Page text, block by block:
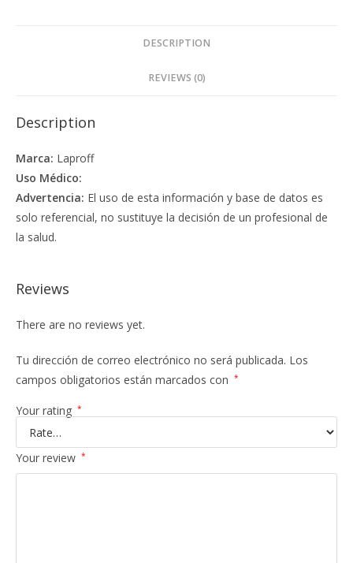
DESCRIPTION
REVIEWS (0)
Description
Marca: Laproff
Uso Médico:
Advertencia: El uso de esta información y base de datos es
solo referencial, no sustituye la decisión de un profesional de
la salud.
Reviews
There are no reviews yet.
Tu dirección de correo electrónico no será publicada. Los
campos obligatorios están marcados con *
Your rating *
Your review *